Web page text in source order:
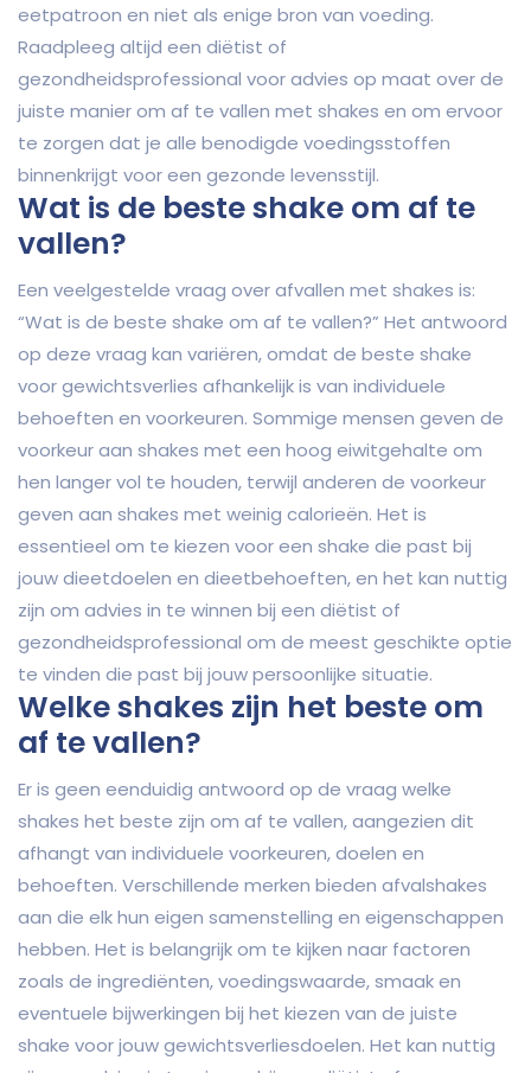
eetpatroon en niet als enige bron van voeding.
Raadpleeg altijd een diëtist of
gezondheidsprofessional voor advies op maat over de
juiste manier om af te vallen met shakes en om ervoor
te zorgen dat je alle benodigde voedingsstoffen
binnenkrijgt voor een gezonde levensstijl.
Wat is de beste shake om af te
vallen?
Een veelgestelde vraag over afvallen met shakes is:
“Wat is de beste shake om af te vallen?” Het antwoord
op deze vraag kan variëren, omdat de beste shake
voor gewichtsverlies afhankelijk is van individuele
behoeften en voorkeuren. Sommige mensen geven de
voorkeur aan shakes met een hoog eiwitgehalte om
hen langer vol te houden, terwijl anderen de voorkeur
geven aan shakes met weinig calorieën. Het is
essentieel om te kiezen voor een shake die past bij
jouw dieetdoelen en dieetbehoeften, en het kan nuttig
zijn om advies in te winnen bij een diëtist of
gezondheidsprofessional om de meest geschikte optie
te vinden die past bij jouw persoonlijke situatie.
Welke shakes zijn het beste om
af te vallen?
Er is geen eenduidig antwoord op de vraag welke
shakes het beste zijn om af te vallen, aangezien dit
afhangt van individuele voorkeuren, doelen en
behoeften. Verschillende merken bieden afvalshakes
aan die elk hun eigen samenstelling en eigenschappen
hebben. Het is belangrijk om te kijken naar factoren
zoals de ingrediënten, voedingswaarde, smaak en
eventuele bijwerkingen bij het kiezen van de juiste
shake voor jouw gewichtsverliesdoelen. Het kan nuttig